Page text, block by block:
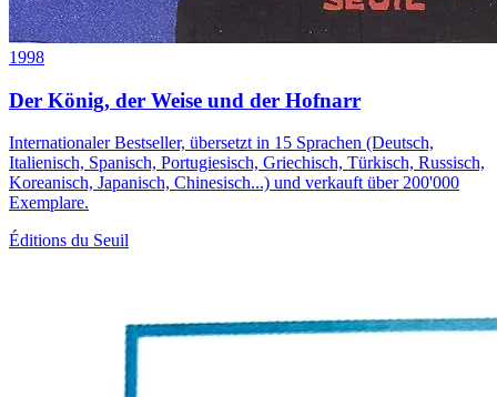
1998
Der König, der Weise und der Hofnarr
Internationaler Bestseller, übersetzt in 15 Sprachen (Deutsch,
Italienisch, Spanisch, Portugiesisch, Griechisch, Türkisch, Russisch,
Koreanisch, Japanisch, Chinesisch...) und verkauft über 200'000
Exemplare.
Éditions du Seuil